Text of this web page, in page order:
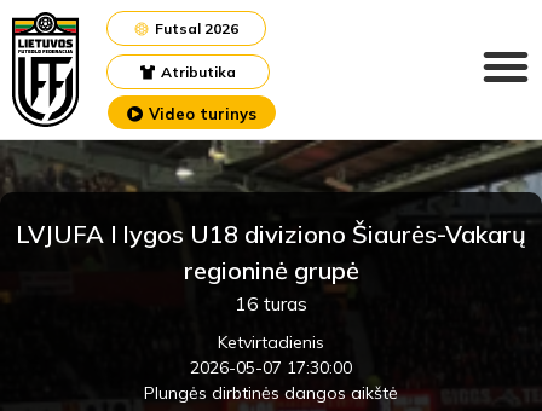
Atributika
Futsal 2026
Video turinys
LVJUFA I lygos U18 diviziono Šiaurės-Vakarų
regioninė grupė
16 turas
Ketvirtadienis
2026-05-07 17:30:00
Plungės dirbtinės dangos aikštė